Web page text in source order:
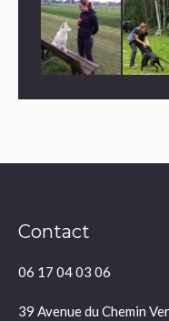
Contact
06 17 04 03 06
39 Avenue du Chemin